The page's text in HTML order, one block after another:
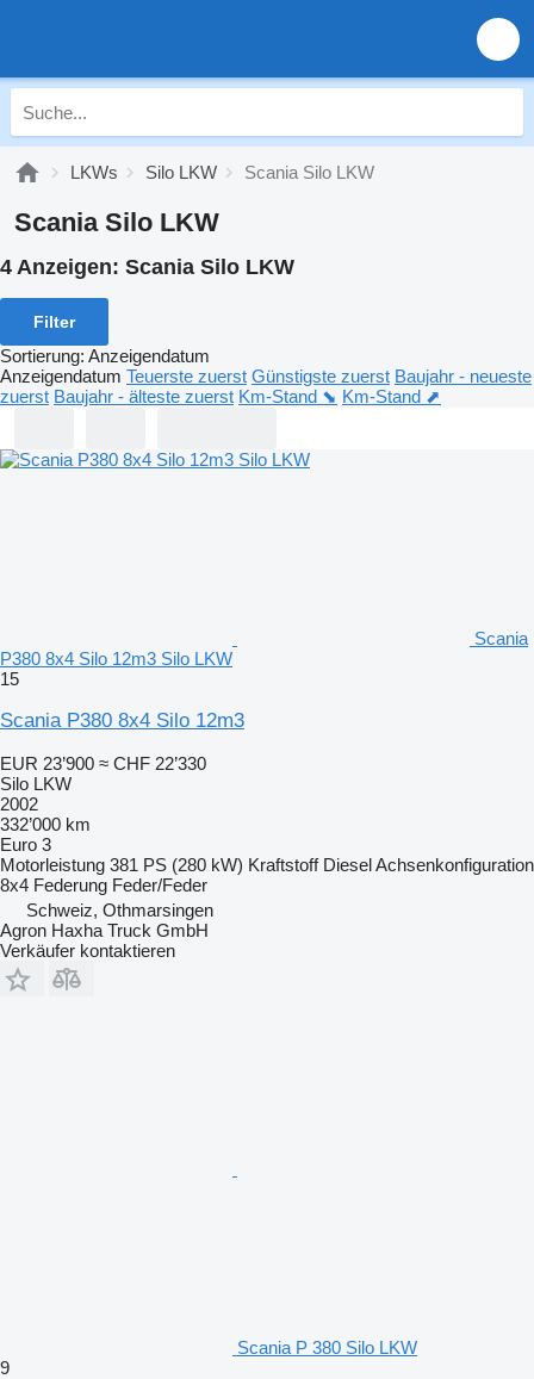
LKWs Silo LKW Scania Silo LKW
Scania Silo LKW
4 Anzeigen: Scania Silo LKW
Filter
Sortierung: Anzeigendatum
Anzeigendatum Teuerste zuerst Günstigste zuerst Baujahr - neueste
zuerst Baujahr - älteste zuerst Km-Stand ⬊ Km-Stand ⬈
Scania
P380 8x4 Silo 12m3 Silo LKW
15
Scania P380 8x4 Silo 12m3
EUR 23’900 ≈ CHF 22’330
Silo LKW
2002
332’000 km
Euro 3
Motorleistung 381 PS (280 kW) Kraftstoff DieselAchsenkonfiguration
8x4 Federung Feder/Feder
Schweiz, Othmarsingen
Agron Haxha Truck GmbH
Verkäufer kontaktieren
Scania P 380 Silo LKW
9